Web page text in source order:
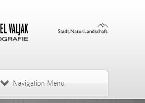
Navigation Menu